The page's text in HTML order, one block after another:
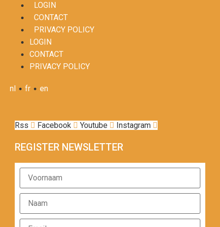
LOGIN
CONTACT
PRIVACY POLICY
LOGIN
CONTACT
PRIVACY POLICY
nl • fr • en
Rss Facebook Youtube Instagram
REGISTER NEWSLETTER